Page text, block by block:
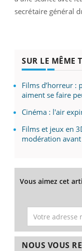
secrétaire général
SUR LE MÊME
Films d’horreur :
aiment se faire
Cinéma : l'air
Films et jeux en
modération
Vous aimez cet
NOUS VOUS